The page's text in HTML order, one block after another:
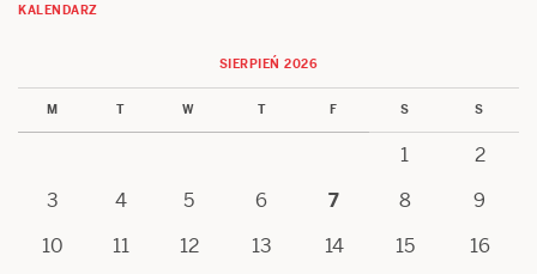
KALENDARZ
SIERPIEŃ 2026
M T W T F S S
1
2
3
4 5 6 7 8
9
10
11 12 13 14 15
16